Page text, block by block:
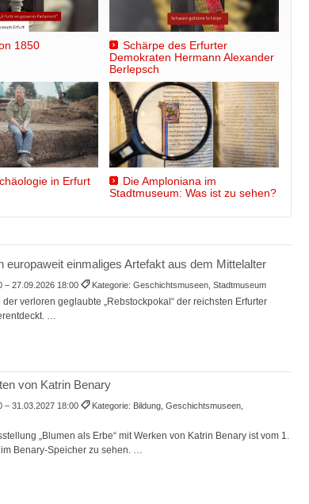
1850
Schärpe des Erfurter
Demokraten Hermann Alexander
Berlepsch
in Erfurt
Die Amploniana im
Stadtmuseum: Was ist zu sehen?
europaweit einmaliges Artefakt aus dem Mittelalter
– 27.09.2026 18:00 Kategorie: Geschichtsmuseen, Stadtmuseum
verloren geglaubte „Rebstockpokal“ der reichsten Erfurter
…
von Katrin Benary
– 31.03.2027 18:00
Kategorie: Bildung, Geschichtsmuseen,
„Blumen als Erbe“ mit Werken von Katrin Benary ist vom 1.
Benary-Speicher zu sehen. …